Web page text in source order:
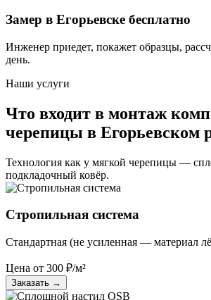
Замер в Егорьевске бесплатно
Инженер приедет, покажет образцы,
день.
Наши услуги
Что входит в монтаж
черепицы в Егорьевском
Технология как у мягкой черепицы —
подкладочный ковёр.
Стропильная система
Стандартная (не усиленная — материал
Цена от 300 ₽/м²
Заказать →